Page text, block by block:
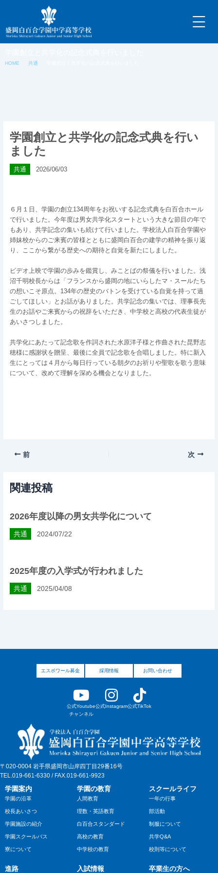
ス
キ
プHOME 共通
学園創立と共学化の記念式典を行い
ました
共通 2026/06/03
６月１日、学園の創立134周年をお祝いする記念式典を白百合ホール
で行いました。今年度は男女共学化スタートという大きな節目の年で
もあり、共学記念の集いも続けて行いました。学校法人白百合学園や
姉妹校からのご来賓の皆様とともに盛岡白百合の建学の精神を振り返
り、ここから繋がる歴史への期待と自覚を新たにしました。
ビデオ上映で学園の歩みを鑑賞し、みことばの祭儀を行いました。浅
沼千明校長からは「フランスから盛岡の地にいらしたマ・スールたち
の想いこそ原点。134年の歴史のバトンを受けている自覚を持って過
ごしてほしい」とお話がありました。共学記念の集いでは、理事長先
生のお話やご来賓からの祝辞をいただき、中学校と高校の代表生徒が
あいさつしました。
共学化にあたって記念歌を作詞された水原洋子様と作曲された昆野志
穂様に感謝状を贈呈、最後に全員で記念歌を合唱しました。特に新入
生にとっては４月から毎日行っている朝夕のお祈りや聖歌を歌う意味
について、改めて理解を深める機会となりました。
前 次
関連投稿
2026年度以降の男女共学化について
共通 2024/07/22
2025年度の入学式が行われました
共通 2025/04/08
エスポワール募金 採用情報 お問い合わせ
公式Youtube
チャンネル
公式Instagram公式TikTok
〒020-0004 岩手県盛岡市山岸四丁目29番16号
TEL.019-661-6330 / FAX.019-661-9923
学園案内
学園の沿革
校長あいさつ
学園施設の紹介
学園スクールバス
寮について
学園の教育
人間教育
理数・英語教育
白百合スタンダード
高校の教育
中学校の教育
スクールライフ
一年の行事
部活動
制服について
共学Q&A
校則等について
進路 入試情報 卒業生の方へ